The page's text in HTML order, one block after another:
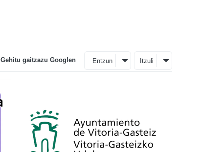
Gehitu gaitzazu Googlen Entzun Itzuli